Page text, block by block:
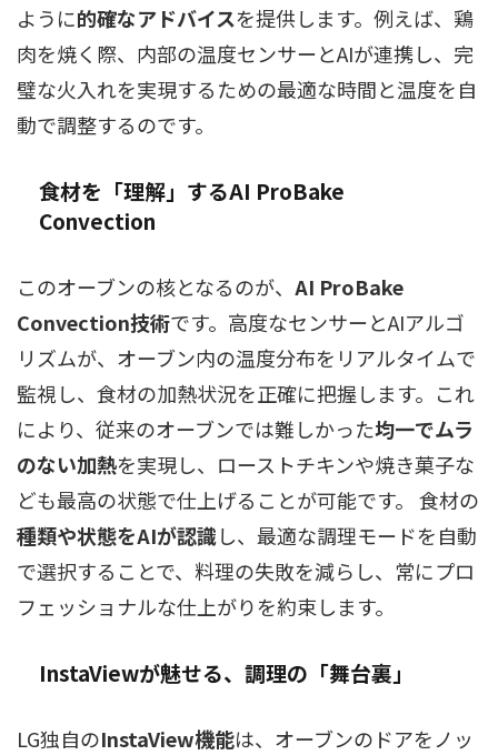
ように的確なアドバイスを提供します。例えば、鶏
肉を焼く際、内部の温度センサーとAIが連携し、完
璧な火入れを実現するための最適な時間と温度を自
動で調整するのです。
食材を「理解」するAI ProBake
Convection
このオーブンの核となるのが、 AI ProBake
Convection技術です。高度なセンサーとAIアルゴ
リズムが、オーブン内の温度分布をリアルタイムで
監視し、食材の加熱状況を正確に把握します。これ
により、従来のオーブンでは難しかった均一でムラ
のない加熱を実現し、ローストチキンや焼き菓子な
ども最高の状態で仕上げることが可能です。 食材の
種類や状態をAIが認識し、最適な調理モードを自動
で選択することで、料理の失敗を減らし、常にプロ
フェッショナルな仕上がりを約束します。
InstaViewが魅せる、調理の「舞台裏」
LG独自のInstaView機能は、オーブンのドアをノッ